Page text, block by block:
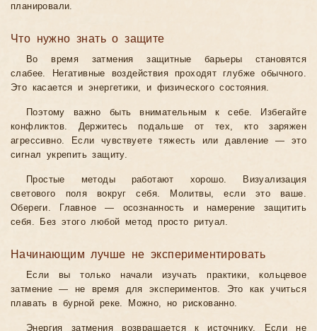
планировали.
Что нужно знать о защите
Во время затмения защитные барьеры становятся
слабее. Негативные воздействия проходят глубже обычного.
Это касается и энергетики, и физического состояния.
Поэтому важно быть внимательным к себе. Избегайте
конфликтов. Держитесь подальше от тех, кто заряжен
агрессивно. Если чувствуете тяжесть или давление — это
сигнал укрепить защиту.
Простые методы работают хорошо. Визуализация
светового поля вокруг себя. Молитвы, если это ваше.
Обереги. Главное — осознанность и намерение защитить
себя. Без этого любой метод просто ритуал.
Начинающим лучше не экспериментировать
Если вы только начали изучать практики, кольцевое
затмение — не время для экспериментов. Это как учиться
плавать в бурной реке. Можно, но рискованно.
Энергия затмения возвращается к источнику. Если не